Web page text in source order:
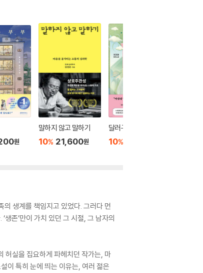
원
말하지 않고 말하기
10% 21,600원
달러구트 꿈 백화점 0
10%
의 생계를 책임지고 있었다. 그러다 먼
존’만이 가치 있던 그 시절, 그 남자의
허실을 집요하게 파헤치던 작가는, 마
이 특히 눈에 띄는 이유는, 여러 젊은